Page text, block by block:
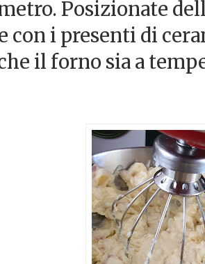
Posizionate
con i presenti di
il forno sia a